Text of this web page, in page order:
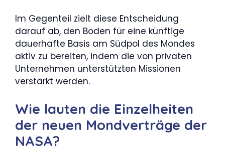
Im Gegenteil zielt diese Entscheidung
darauf ab, den Boden für eine künftige
dauerhafte Basis am Südpol des Mondes
aktiv zu bereiten, indem die von privaten
Unternehmen unterstützten Missionen
verstärkt werden.
Wie lauten die Einzelheiten
der neuen Mondverträge der
NASA?